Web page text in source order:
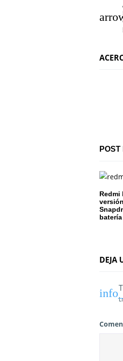
a
e
ó
n
d
e
e
t
a
a
Redmi
DEJA